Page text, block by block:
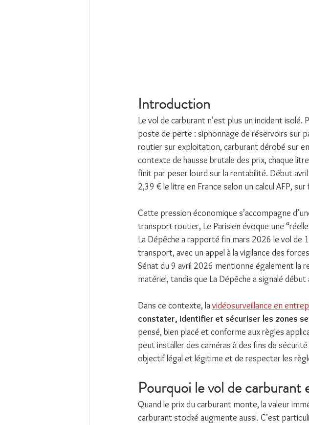
Introduction
Le vol de carburant n’est plus un incident
poste de perte : siphonnage de réservoirs sur
routier sur exploitation, carburant dérobé sur
contexte de hausse brutale des prix, chaque
finit par peser lourd sur la rentabilité. Début
2,39 € le litre en France selon un calcul AFP,
Cette pression économique s’accompagne
transport routier, Le Parisien évoque une
La Dépêche a rapporté fin mars 2026 le vol de
transport, avec un appel à la vigilance des
Sénat du 9 avril 2026 mentionne également la
matériel, tandis que La Dépêche a signalé
Dans ce contexte, la vidéosurveillance en
constater, identifier et sécuriser les zones
pensé, bien placé et conforme aux règles
peut installer des caméras à des fins de
objectif légal et légitime et de respecter les
Pourquoi le vol de carburant
Quand le prix du carburant monte, la valeur
carburant stocké augmente aussi. C’est